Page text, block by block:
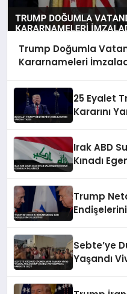
Trump Doğumla
Kararnameleri
25 Eyalet
Kararını
Irak ABD
Kınadı
Trump
Sebte’ye
Yaşandı